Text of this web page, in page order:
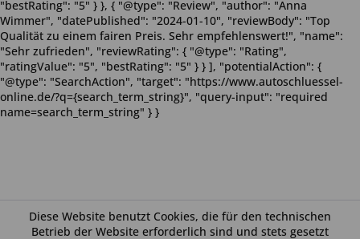
Diese Website benutzt Cookies, die für den technischen
Betrieb der Website erforderlich sind und stets gesetzt
"bestRating": "5" } }, { "@type": "Review", "author": "Anna
Wimmer", "datePublished": "2024-01-10", "reviewBody": "Top
Qualität zu einem fairen Preis. Sehr empfehlenswert!", "name":
"Sehr zufrieden", "reviewRating": { "@type": "Rating",
"ratingValue": "5", "bestRating": "5" } } ], "potentialAction": {
"@type": "SearchAction", "target": "https://www.autoschluessel-
online.de/?q={search_term_string}", "query-input": "required
name=search_term_string" } }